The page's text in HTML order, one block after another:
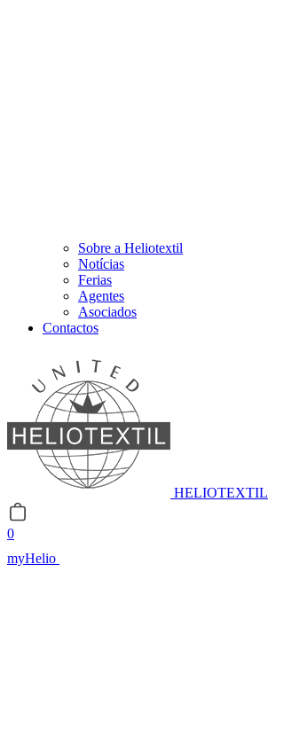
Sobre a Heliotextil
Notícias
Ferias
Agentes
Asociados
Contactos
HELIOTEXTIL
0
myHelio